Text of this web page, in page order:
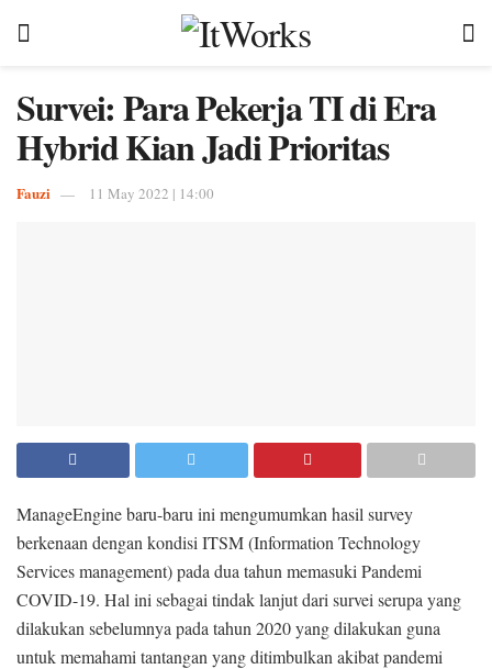
Survei: Para Pekerja TI di Era
Hybrid Kian Jadi Prioritas
Fauzi 11 May 2022 | 14:00
ManageEngine baru-baru ini mengumumkan hasil survey
berkenaan dengan kondisi ITSM (Information Technology
Services management) pada dua tahun memasuki Pandemi
COVID-19. Hal ini sebagai tindak lanjut dari survei serupa yang
dilakukan sebelumnya pada tahun 2020 yang dilakukan guna
untuk memahami tantangan yang ditimbulkan akibat pandemi